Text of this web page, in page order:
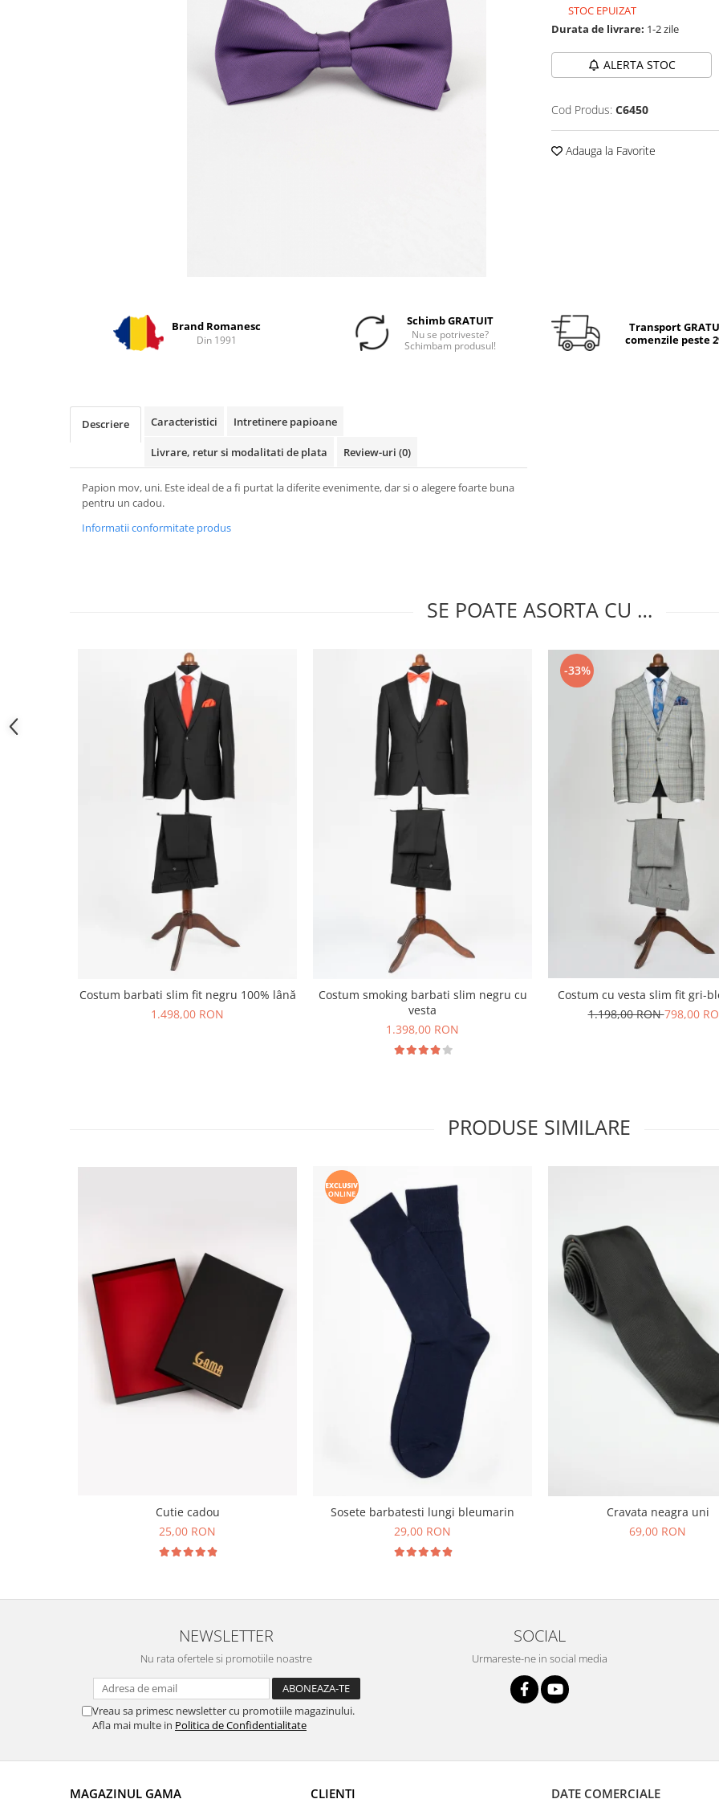
STOC EPUIZAT
Durata de livrare: 1-2 zile
ALERTA STOC
Cod Produs: C6450
Adauga la Favorite
Brand Romanesc
Din 1991
Schimb GRATUIT
Nu se potriveste?
Schimbam produsul!
Transport
comenzile peste
Descriere Caracteristici Intretinere papioane
Livrare, retur si modalitati de plata Review-uri (0)
Papion mov, uni. Este ideal de a fi purtat la diferite evenimente, dar si o alegere foarte buna
pentru un cadou.
Informatii conformitate produs
SE POATE ASORTA CU …
Costum barbati slim fit negru 100% lână
1.498,00 RON
Costum smoking barbati slim negru cu
vesta
1.398,00 RON
-33%
Costum cu vesta slim fit gri-
1.198,00 RON798,00
PRODUSE SIMILARE
Cutie cadou
25,00 RON
Sosete barbatesti lungi bleumarin
29,00 RON
Cravata neagra uni
69,00 RON
NEWSLETTER
Nu rata ofertele si promotiile noastre
Vreau sa primesc newsletter cu promotiile magazinului.
Afla mai multe in Politica de Confidentialitate
SOCIAL
Urmareste-ne in social media
MAGAZINUL GAMA CLIENTI DATE COMERCIALE